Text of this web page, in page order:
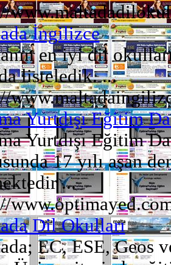
İngilizce
en iyi dil
listeledik. ...
Yurtdışı Eğitim
Yurtdışı Eğitim
17 yılı aşan
...
Dil Okulları
EC, ESE, Geos